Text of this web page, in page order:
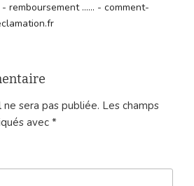
remboursement ...... - comment-
sera pas publiée. Les champs
avec *